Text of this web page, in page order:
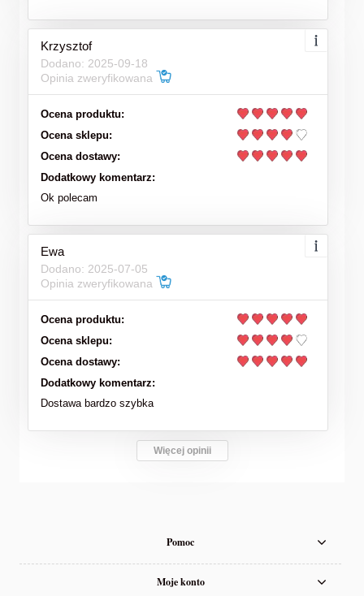
Krzysztof
Dodano: 2025-09-18
Opinia zweryfikowana
Ocena produktu:
Ocena sklepu:
Ocena dostawy:
Dodatkowy komentarz:
Ok polecam
Ewa
Dodano: 2025-07-05
Opinia zweryfikowana
Ocena produktu:
Ocena sklepu:
Ocena dostawy:
Dodatkowy komentarz:
Dostawa bardzo szybka
Więcej opinii
Pomoc
Moje konto